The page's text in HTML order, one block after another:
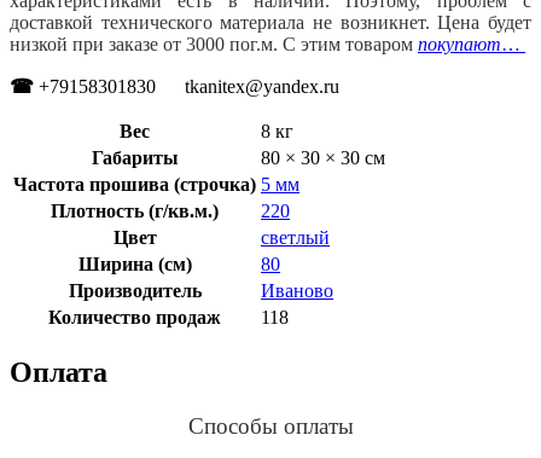
доставкой технического материала не возникнет. Цена будет
низкой при заказе от 3000 пог.м. С этим товаром покупают…
☎ +79158301830 tkanitex@yandex.ru
Вес
8 кг
Габариты
80 × 30 × 30 см
Частота прошива (строчка) 5 мм
Плотность (г/кв.м.)
220
Цвет
светлый
Ширина (см)
80
Производитель
Иваново
Количество продаж
118
Оплата
Способы оплаты